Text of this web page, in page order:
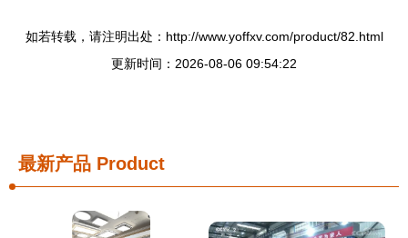
如若转载，请注明出处：http://www.yoffxv.com/product/82.html
更新时间：2026-08-06 09:54:22
最新产品 Product